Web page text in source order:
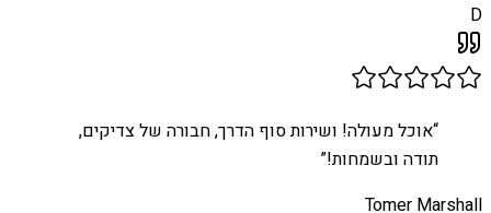
D
“אוכל מעולה! ושירות סוף הדרך, חבורה של צדיקים,
תודה ובשמחות!”
Tomer Marshall